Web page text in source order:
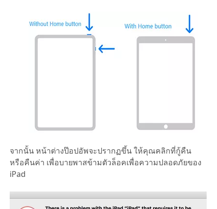
จากนั้น หน้าต่างป๊อปอัพจะปรากฏขึ้น ให้คุณคลิกที่กู้คืน
หรือคืนค่า เพื่อบายพาสข้ามตัวล็อคเพื่อความปลอดภัยของ
iPad